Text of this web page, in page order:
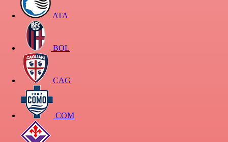
ATA
BOL
CAG
COM